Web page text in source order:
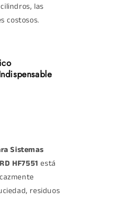
las
costosos.
Sistemas
HF7551 está
residuos